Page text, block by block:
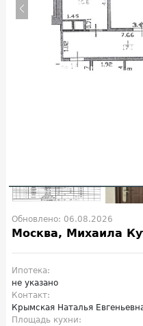
Обновлено: 06.08.2026
Москва, Михаила
Ипотека:
не указано
Контакт:
Крымская Наталья
Площадь кухни: